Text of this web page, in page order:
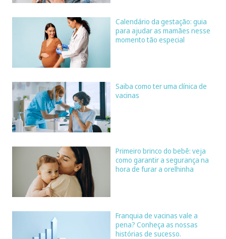
Calendário da gestação: guia
para ajudar as mamães nesse
momento tão especial
Saiba como ter uma clínica de
vacinas
Primeiro brinco do bebê: veja
como garantir a segurança na
hora de furar a orelhinha
Franquia de vacinas vale a
pena? Conheça as nossas
histórias de sucesso.